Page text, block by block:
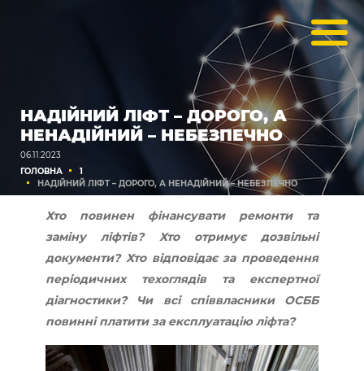
НАДІЙНИЙ ЛІФТ – ДОРОГО, А
НЕНАДІЙНИЙ – НЕБЕЗПЕЧНО
06.11.2023
ГОЛОВНА
1
НАДІЙНИЙ ЛІФТ – ДОРОГО, А НЕНАДІЙНИЙ – НЕБЕЗПЕЧНО
Хто повинен фінансувати ремонти та
заміну ліфтів? Хто отримує дозвільні
документи? Хто відповідає за проведення
періодичних техоглядів та експертної
діагностики? Чи всі співвласники ОСББ
повинні платити за експлуатацію ліфта?